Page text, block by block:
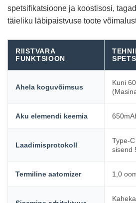
spetsifikatsioone ja koostisosi,
täieliku läbipaistvuse toote
RIISTVARA
FUNKTSIOON
Ahela koguvõimsus
Kuni
Aku elemendi keemia
Laadimisprotokoll
Type-
sisend
Termiline aatomizer 1,0